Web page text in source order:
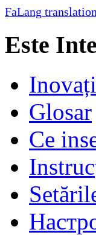
FaLang
Este
Glosar
Ce